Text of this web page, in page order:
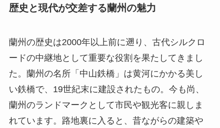
歴史と現代が交差する蘭州の魅力
蘭州の歴史は2000年以上前に遡り、古代シルクロ
ードの中継地として重要な役割を果たしてきまし
た。蘭州の名所「中山鉄橋」は黄河にかかる美し
い鉄橋で、19世紀末に建設されたもの。今も尚、
蘭州のランドマークとして市民や観光客に親しま
れています。路地裏に入ると、昔ながらの建築や